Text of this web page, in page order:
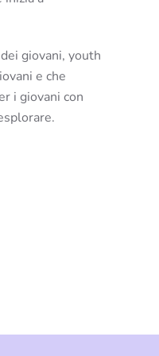
giovani, youth
e che
i giovani con